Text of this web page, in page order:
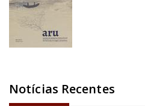
Notícias Recentes